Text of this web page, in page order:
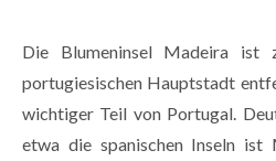
Die Blumeninsel Madeira
portugiesischen Hauptstadt
wichtiger Teil von Portugal.
etwa die spanischen Inseln ist